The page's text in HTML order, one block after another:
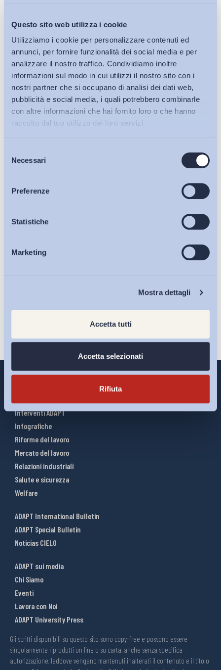
Questo sito web utilizza i cookie
Utilizziamo i cookie per personalizzare contenuti ed
annunci, per fornire funzionalità dei social media e per
analizzare il nostro traffico. Condividiamo inoltre
informazioni sul modo in cui utilizzi il nostro sito con i
nostri partner che si occupano di analisi dei dati web,
pubblicità e social media, i quali potrebbero combinarle
con altre informazioni che hai fornito loro o che hanno
raccolto dal tuo utilizzo dei loro servizi.
delNecessari
Preferenze
Statistiche
Marketing
Mostra dettagli
Accetta tutti
Accetta selezionati
Rifiuta
Bollettini ADAPT
Articoli
Osservatori
Eventi
Ho letto e Accetto il trattamento dei dati personali descritti
Interventi ADAPT
Infografiche
Riforme del lavoro
Mercato del lavoro
Relazioni industriali
Salute e sicurezza
Welfare
ADAPT International Bulletin
ADAPT Special Bulletin
Noticias CIELO
ADAPT sui media
Chi Siamo
Eventi
Lavora con Noi
ADAPT University Press
Gli scritti disponibili su questo sito sono copy-free e possono essere
singolarmente riprodotti on line o su carta, anche senza specifica
autorizzazione, laddove vengano mantenuti inalterati il contenuto e il titolo